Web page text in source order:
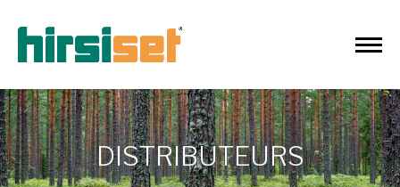
DISTRIBUTEURS